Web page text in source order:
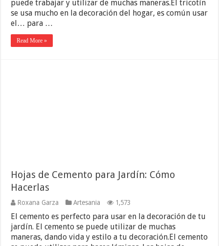
puede trabajar y utilizar de muchas maneras.El tricotín
se usa mucho en la decoración del hogar, es común usar
el… para …
Read More »
Hojas de Cemento para Jardín: Cómo
Hacerlas
Roxana Garza Artesania 1,573
El cemento es perfecto para usar en la decoración de tu
jardín. El cemento se puede utilizar de muchas
maneras, dando vida y estilo a tu decoración.El cemento